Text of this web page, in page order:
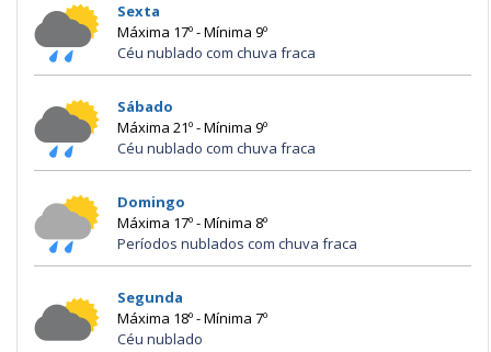
Sexta
Máxima 17º - Mínima 9º
Céu nublado com chuva fraca
Sábado
Máxima 21º - Mínima 9º
Céu nublado com chuva fraca
Domingo
Máxima 17º - Mínima 8º
Períodos nublados com chuva fraca
Segunda
Máxima 18º - Mínima 7º
Céu nublado